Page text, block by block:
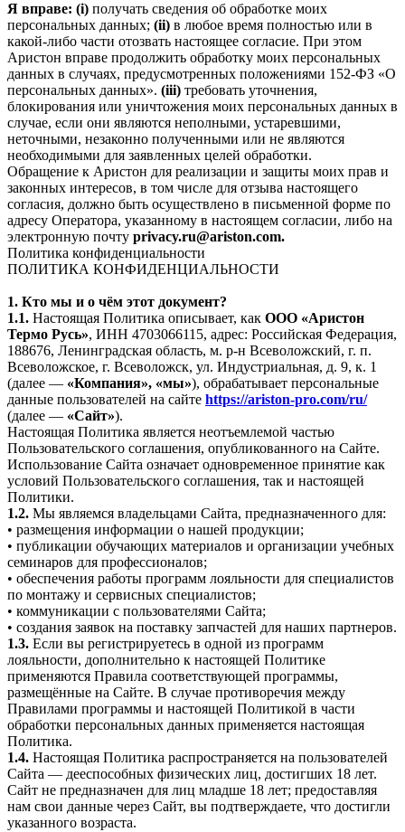
Я вправе: (i) получать сведения об обработке моих
персональных данных; (ii) в любое время полностью или в
какой-либо части отозвать настоящее согласие. При этом
Аристон вправе продолжить обработку моих персональных
данных в случаях, предусмотренных положениями 152-ФЗ «О
персональных данных». (iii) требовать уточнения,
блокирования или уничтожения моих персональных данных в
случае, если они являются неполными, устаревшими,
неточными, незаконно полученными или не являются
необходимыми для заявленных целей обработки.
Обращение к Аристон для реализации и защиты моих прав и
законных интересов, в том числе для отзыва настоящего
согласия, должно быть осуществлено в письменной форме по
адресу Оператора, указанному в настоящем согласии, либо на
электронную почту privacy.ru@ariston.com.
Политика конфиденциальности
ПОЛИТИКА КОНФИДЕНЦИАЛЬНОСТИ
1. Кто мы и о чём этот документ?
1.1. Настоящая Политика описывает, как ООО «Аристон
Термо Русь», ИНН 4703066115, адрес: Российская Федерация,
188676, Ленинградская область, м. р-н Всеволожский, г. п.
Всеволожское, г. Всеволожск, ул. Индустриальная, д. 9, к. 1
(далее — «Компания», «мы»), обрабатывает персональные
данные пользователей на сайте https://ariston-pro.com/ru/
(далее — «Сайт»).
Настоящая Политика является неотъемлемой частью
Пользовательского соглашения, опубликованного на Сайте.
Использование Сайта означает одновременное принятие как
условий Пользовательского соглашения, так и настоящей
Политики.
1.2. Мы являемся владельцами Сайта, предназначенного для:
• размещения информации о нашей продукции;
• публикации обучающих материалов и организации учебных
семинаров для профессионалов;
• обеспечения работы программ лояльности для специалистов
по монтажу и сервисных специалистов;
• коммуникации с пользователями Сайта;
• создания заявок на поставку запчастей для наших партнеров.
1.3. Если вы регистрируетесь в одной из программ
лояльности, дополнительно к настоящей Политике
применяются Правила соответствующей программы,
размещённые на Сайте. В случае противоречия между
Правилами программы и настоящей Политикой в части
обработки персональных данных применяется настоящая
Политика.
1.4. Настоящая Политика распространяется на пользователей
Сайта — дееспособных физических лиц, достигших 18 лет.
Сайт не предназначен для лиц младше 18 лет; предоставляя
нам свои данные через Сайт, вы подтверждаете, что достигли
указанного возраста.